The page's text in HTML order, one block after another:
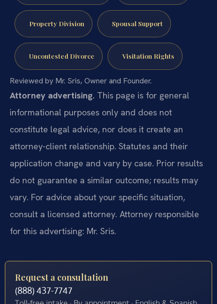
Property Division Spousal Support
Uncontested Divorce Visitation Rights
Reviewed by Mr. Sris, Owner and Founder.
Attorney advertising. This page is for general
informational purposes only and does not
constitute legal advice, nor does it create an
attorney-client relationship. Statutes and their
application change and vary by case. Prior results
do not guarantee a similar outcome; results may
vary. For advice about your specific situation,
consult a licensed attorney. Attorney responsible
for this advertising: Mr. Sris.
Request a consultation
(888) 437-7747